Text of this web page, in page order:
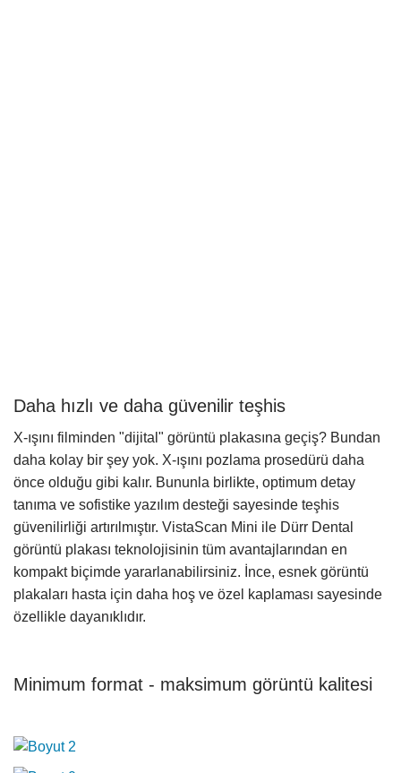
Daha hızlı ve daha güvenilir teşhis
X-ışını filminden "dijital" görüntü plakasına geçiş? Bundan
daha kolay bir şey yok. X-ışını pozlama prosedürü daha
önce olduğu gibi kalır. Bununla birlikte, optimum detay
tanıma ve sofistike yazılım desteği sayesinde teşhis
güvenilirliği artırılmıştır. VistaScan Mini ile Dürr Dental
görüntü plakası teknolojisinin tüm avantajlarından en
kompakt biçimde yararlanabilirsiniz. İnce, esnek görüntü
plakaları hasta için daha hoş ve özel kaplaması sayesinde
özellikle dayanıklıdır.
Minimum format - maksimum görüntü kalitesi